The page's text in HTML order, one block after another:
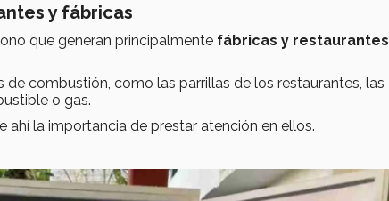
y fábricas
que generan principalmente fábricas y restaurantes
combustión, como las parrillas de los restaurantes, las
o gas.
ahí la importancia de prestar atención en ellos.